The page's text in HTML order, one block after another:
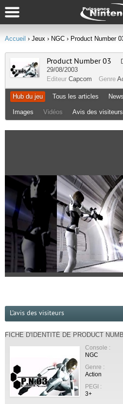
Accueil › Jeux › NGC › Product Number
Product Number 03
29/08/2003
Editeur Capcom Genre
Hub du jeu Tous les articles News
Images Vidéos Avis des visiteurs
L'avis des visiteurs
FICHE D'IDENTITÉ DE PRODUCT
Console :
NGC
Genre :
Action
PEGI :
3+